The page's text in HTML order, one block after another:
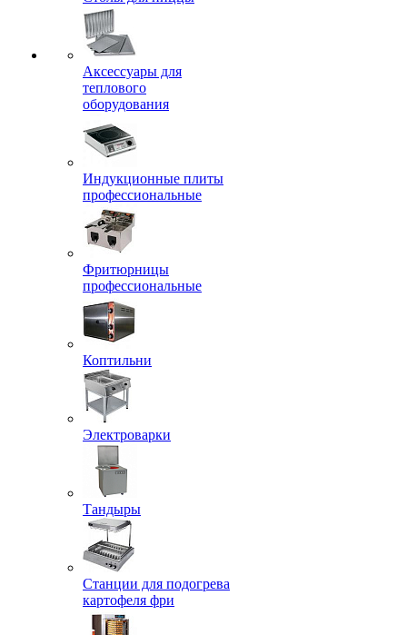
Аксессуары для
теплового
оборудования
Индукционные плиты
профессиональные
Фритюрницы
профессиональные
Коптильни
Электроварки
Тандыры
Станции для подогрева
картофеля фри